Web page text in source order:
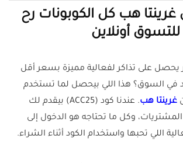
هب كل الكوبونات رح
أونلاين
يحصل على تذاكر لفعالية مميزة بسعر أقل
في السوق؟ هذا اللي بيحصل لما تستخدم
غرينتا هب
. عندنا كود (ACC25) بيقدم لك
كل المشتريات، وكل ما تحتاجه هو الدخول إلى
اللي تحبها واستخدام الكود أثناء الشراء.